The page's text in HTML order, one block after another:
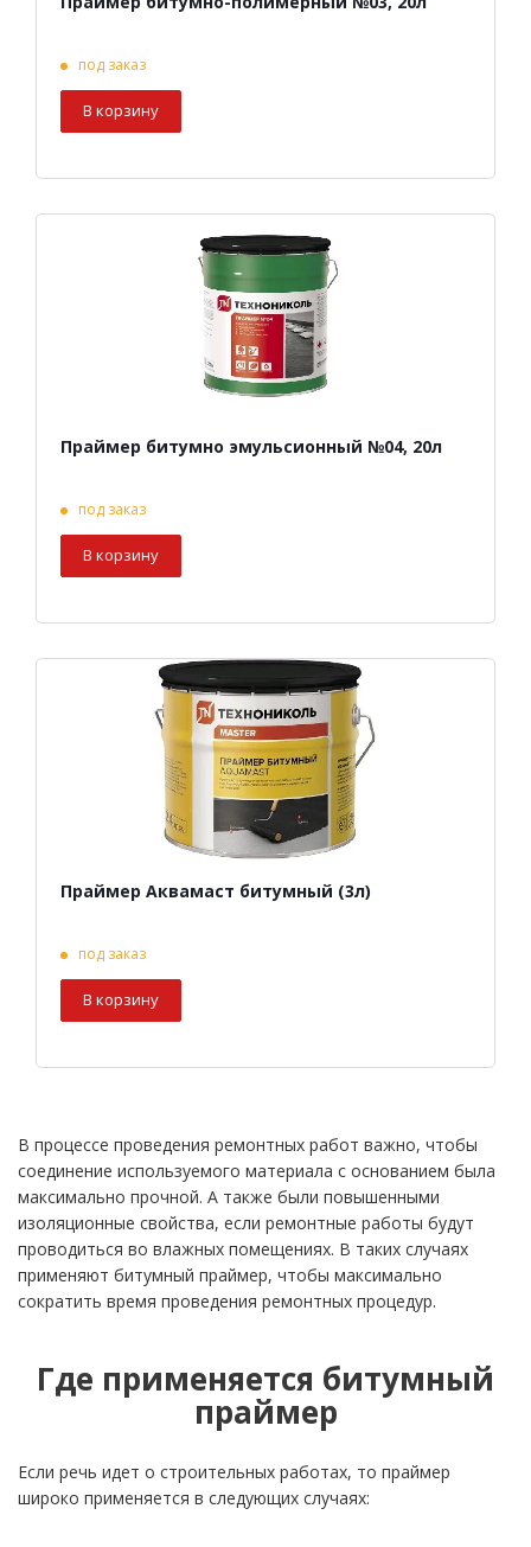
под заказ
В корзину
Праймер битумно эмульсионный №04, 20л
под заказ
В корзину
Праймер Аквамаст битумный (3л)
под заказ
В корзину
В процессе проведения ремонтных работ важно, чтобы
соединение используемого материала с основанием была
максимально прочной. А также были повышенными
изоляционные свойства, если ремонтные работы будут
проводиться во влажных помещениях. В таких случаях
применяют битумный праймер, чтобы максимально
сократить время проведения ремонтных процедур.
Где применяется битумный
праймер
Если речь идет о строительных работах, то праймер
широко применяется в следующих случаях: